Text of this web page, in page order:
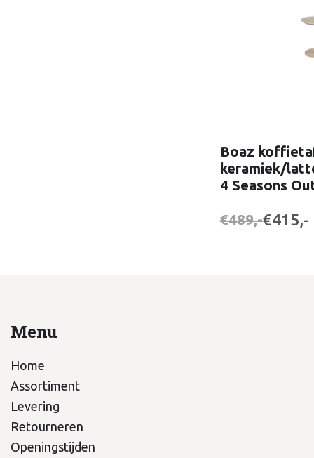
Boaz
keramiek/
4 Seasons
€489,-€415,-
Menu
Home
Assortiment
Levering
Retourneren
Openingstijden